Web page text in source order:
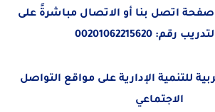
صفحة اتصل بنا أو الاتصال مباشرةً على
رقم: 00201062215620
للتنمية الإدارية على مواقع التواصل
الاجتماعي